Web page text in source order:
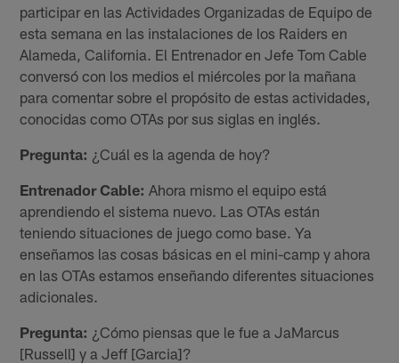
participar en las Actividades Organizadas de Equipo de
esta semana en las instalaciones de los Raiders en
Alameda, California. El Entrenador en Jefe Tom Cable
conversó con los medios el miércoles por la mañana
para comentar sobre el propósito de estas actividades,
conocidas como OTAs por sus siglas en inglés.
Pregunta: ¿Cuál es la agenda de hoy?
Entrenador Cable: Ahora mismo el equipo está
aprendiendo el sistema nuevo. Las OTAs están
teniendo situaciones de juego como base. Ya
enseñamos las cosas básicas en el mini-camp y ahora
en las OTAs estamos enseñando diferentes situaciones
adicionales.
Pregunta: ¿Cómo piensas que le fue a JaMarcus
[Russell] y a Jeff [Garcia]?